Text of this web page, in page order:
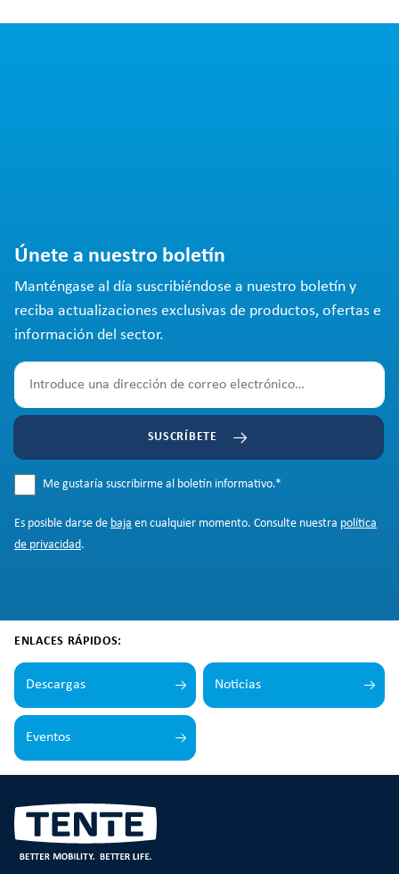
Únete a nuestro boletín
Manténgase al día suscribiéndose a nuestro boletín y
reciba actualizaciones exclusivas de productos, ofertas e
información del sector.
SUSCRÍBETE
Me gustaría suscribirme al boletín informativo.*
Es posible darse de baja en cualquier momento. Consulte nuestra política
de privacidad.
ENLACES RÁPIDOS:
Descargas Noticias
Eventos